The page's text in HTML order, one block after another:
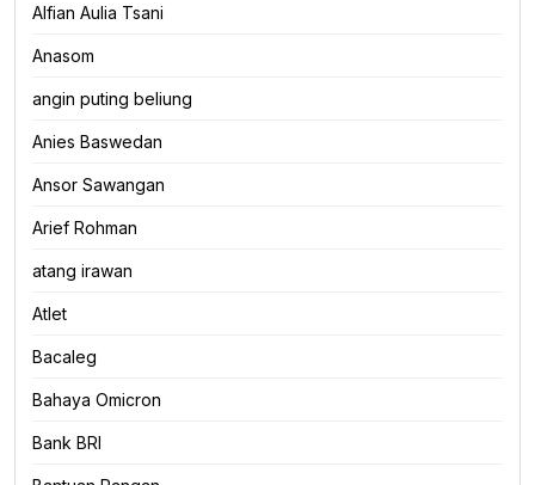
Alfian Aulia Tsani
Anasom
angin puting beliung
Anies Baswedan
Ansor Sawangan
Arief Rohman
atang irawan
Atlet
Bacaleg
Bahaya Omicron
Bank BRI